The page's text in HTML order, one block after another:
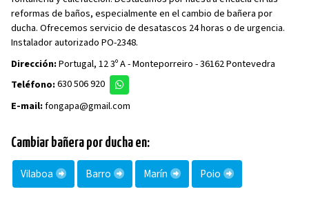
reformas de baños, especialmente en el cambio de bañera por
ducha. Ofrecemos servicio de desatascos 24 horas o de urgencia.
Instalador autorizado PO-2348.
Dirección:Portugal, 12 3º A - Monteporreiro - 36162 Pontevedra
Teléfono:630 506 920
E-mail:fongapa@gmail.com
Cambiar bañera por ducha en:
Vilaboa Barro Marín Poio